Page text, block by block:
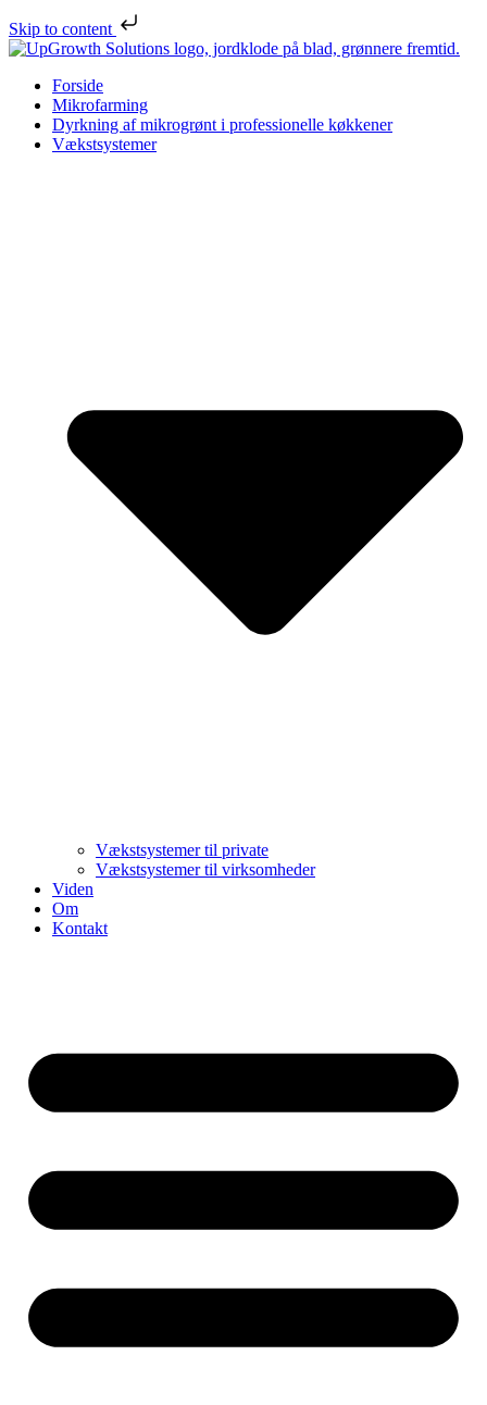
Skip to content
Forside
Mikrofarming
Dyrkning af mikrogrønt i professionelle køkkener
Vækstsystemer
Vækstsystemer til private
Vækstsystemer til virksomheder
Viden
Om
Kontakt